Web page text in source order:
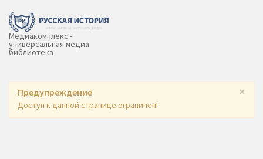
Медиакомплекс -
универсальная медиа
библиотека
×
Предупреждение
Доступ к данной странице ограничен!